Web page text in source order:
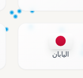
اليابان